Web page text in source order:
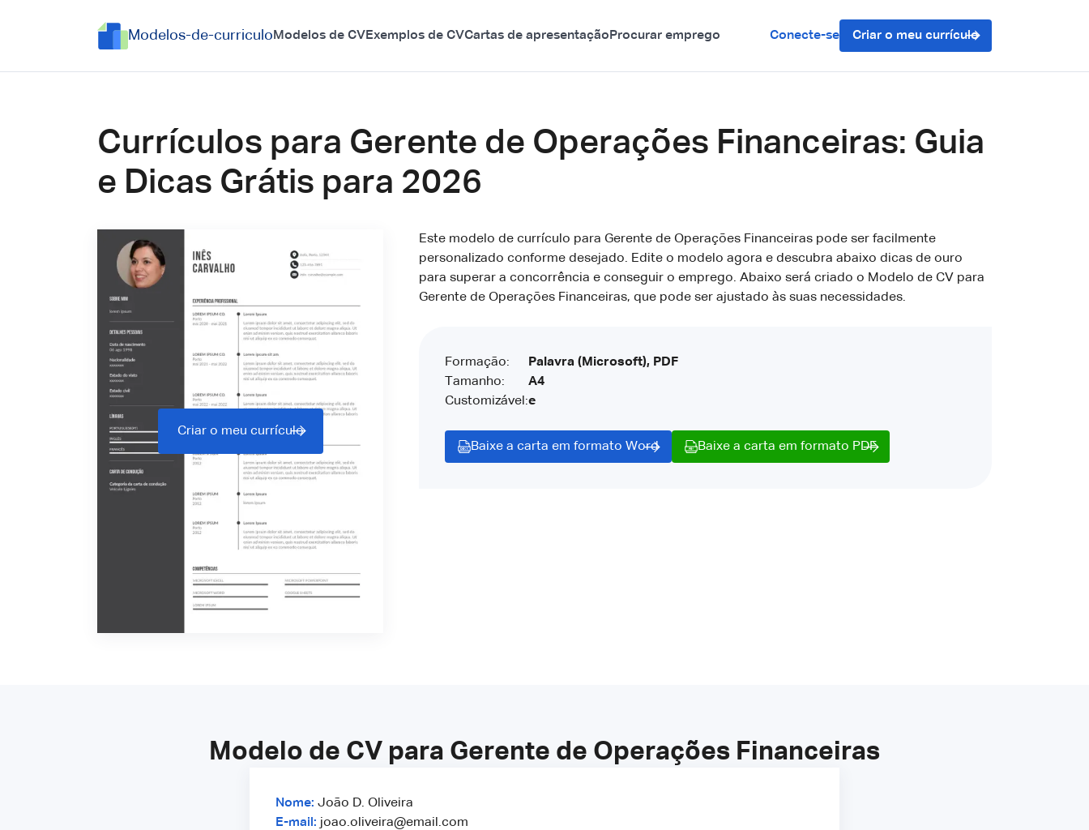
Modelos-de-curriculo Modelos de CVExemplos de CVCartas de apresentação Procurar emprego Conecte-se Criar o meu currículo
Currículos para Gerente de Operações Financeiras: Guia
e Dicas Grátis para 2026
Criar o meu currículo
Este modelo de currículo para Gerente de Operações Financeiras pode ser facilmente
personalizado conforme desejado. Edite o modelo agora e descubra abaixo dicas de ouro
para superar a concorrência e conseguir o emprego. Abaixo será criado o Modelo de CV para
Gerente de Operações Financeiras, que pode ser ajustado às suas necessidades.
Formação:
Tamanho:
Customizável:
Palavra (Microsoft), PDF
A4
e
Baixe a carta em formato Word Baixe a carta em formato PDF
Modelo de CV para Gerente de Operações Financeiras
Nome: João D. Oliveira
E-mail: joao.oliveira@email.com